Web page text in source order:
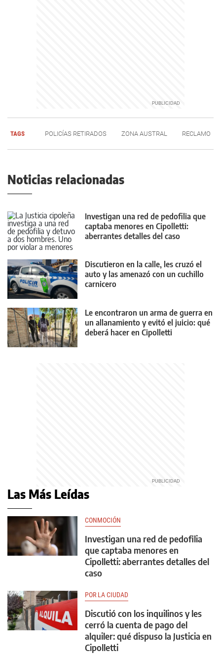
TAGS POLICÍAS RETIRADOS ZONA AUSTRAL RECLAMO
Noticias relacionadas
Investigan una red de pedofilia que
captaba menores en Cipolletti:
aberrantes detalles del caso
Discutieron en la calle, les cruzó el
auto y las amenazó con un cuchillo
carnicero
Le encontraron un arma de guerra en
un allanamiento y evitó el juicio: qué
deberá hacer en Cipolletti
Las Más Leídas
CONMOCIÓN
Investigan una red de pedofilia
que captaba menores en
Cipolletti: aberrantes detalles del
caso
POR LA CIUDAD
Discutió con los inquilinos y les
cerró la cuenta de pago del
alquiler: qué dispuso la Justicia en
Cipolletti